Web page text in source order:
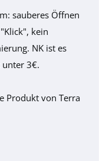
sauberes Öffnen
kein
NK ist es
unter 3€.
Produkt von Terra